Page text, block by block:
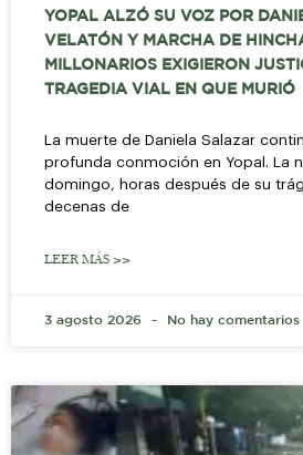
YOPAL ALZÓ SU VOZ POR
VELATÓN Y MARCHA DE
MILLONARIOS EXIGIERON
TRAGEDIA VIAL EN QUE MURIÓ
La muerte de Daniela Salazar
profunda conmoción en Yopal. La
domingo, horas después de su
decenas de
LEER MÁS >>
3 agosto 2026 No hay comentarios